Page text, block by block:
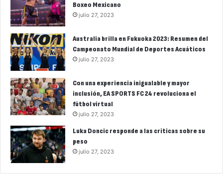
Boxeo Mexicano
julio 27, 2023
Australia brilla en Fukuoka 2023: Resumen del
Campeonato Mundial de Deportes Acuáticos
julio 27, 2023
Con una experiencia inigualable y mayor
inclusión, EA SPORTS FC 24 revoluciona el
fútbol virtual
julio 27, 2023
Luka Doncic responde a las críticas sobre su
peso
julio 27, 2023